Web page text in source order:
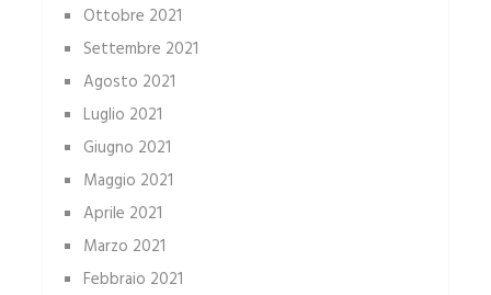
Ottobre 2021
Settembre 2021
Agosto 2021
Luglio 2021
Giugno 2021
Maggio 2021
Aprile 2021
Marzo 2021
Febbraio 2021